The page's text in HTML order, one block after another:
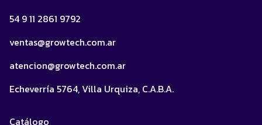
54 9 11 2861 9792
ventas@growtech.com.ar
atencion@growtech.com.ar
Echeverría 5764, Villa Urquiza, C.A.B.A.
Catálogo